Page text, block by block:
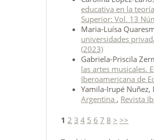
educativa en la
Superior: Vol. 13
Maria-Luísa
universidades
(2023)
Gabriela-Priscila
las artes musicales.
Iberoamericana de
Yamila-Irupé Nuñez,
Argentina , Revista
1 2 3 4 5 6 7 8 > >>